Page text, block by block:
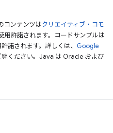
コンテンツはクリエイティブ・コモ
用許諾されます。コードサンプルは
諾されます。詳しくは、 Google
覧ください。Java は Oracle および